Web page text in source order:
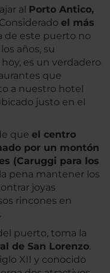
al Porto Antico,
el más
de este puerto no
años, su
es un verdadero
que
a nuestro hotel
justo en el
que el centro
por un montón
(Caruggi para los
pena mantener los
joyas
rincones en
puerto, toma la
de San Lorenzo.
XII y conocido